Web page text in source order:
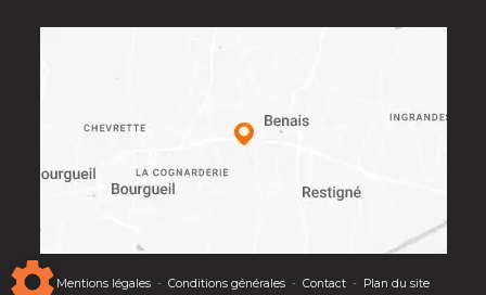
Mentions légales - Conditions générales - Contact - Plan du site